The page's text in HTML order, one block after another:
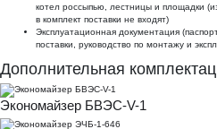
котел россыпью, лестницы и площадки
в комплект поставки не входят)
Эксплуатационная документация
поставки, руководство по монтажу и
Дополнительная
Экономайзер БВЭС-V-1